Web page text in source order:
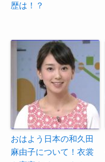
歴は！？
おはよう日本の和久田
麻由子について！衣裳